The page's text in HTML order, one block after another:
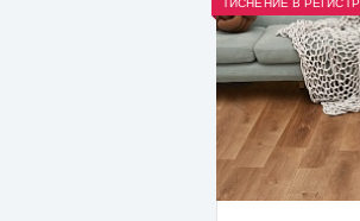
ТИСНЕНИЕ В РЕГИСТР